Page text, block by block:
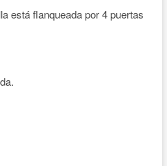
está flanqueada por 4 puertas